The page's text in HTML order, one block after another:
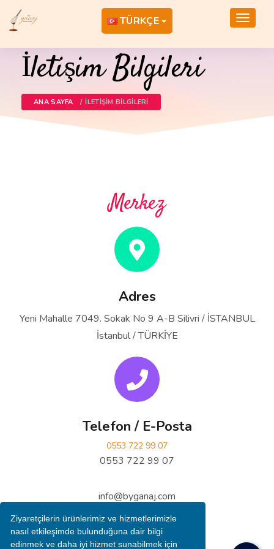
Ziyaretçilerin ürünlerimiz ve hizmetlerimizle
nasıl etkileşimde bulunduğuna dair bilgi
edinmek ve daha iyi hizmet sunabilmek için
Toggle
TÜRKÇE
İletişim Bilgileri
ANA SAYFA İLETIŞIM BILGILERI
Merkez
Adres
Yeni Mahalle 7049. Sokak No 9 A-B Silivri / İSTANBUL
İstanbul / TÜRKİYE
Telefon / E-Posta
0553 722 99 07
0553 722 99 07
info@byganaj.com